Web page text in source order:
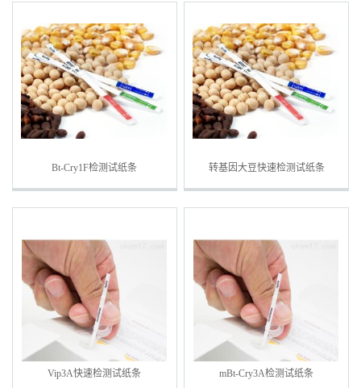
Bt-Cry1F检测试纸条 转基因大豆快速检测试纸条
Vip3A快速检测试纸条 mBt-Cry3A检测试纸条